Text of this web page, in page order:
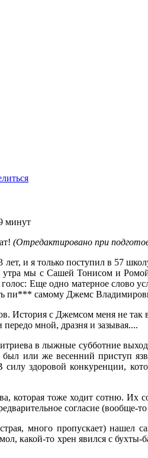
минут
(Отредактировано при
лет, и я только поступил в 57
утра мы с Сашей Тонисом и
голос: Еще одно матерное
самому Джемс
История с Джемсом меня не
мной, дразня и зазывая....
в лыжные субботние
или же весенний приступ
силу здоровой конкуренции,
которая тоже ходит сотню. Их
согласие (вообще-
много пропускает) нашел
какой-то хрен явился с